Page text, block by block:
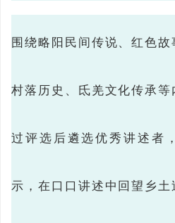
围绕略阳民间传说、红色
村落历史、氐羌文化传承
过评选后遴选优秀讲述者
示，在口口讲述中回望乡